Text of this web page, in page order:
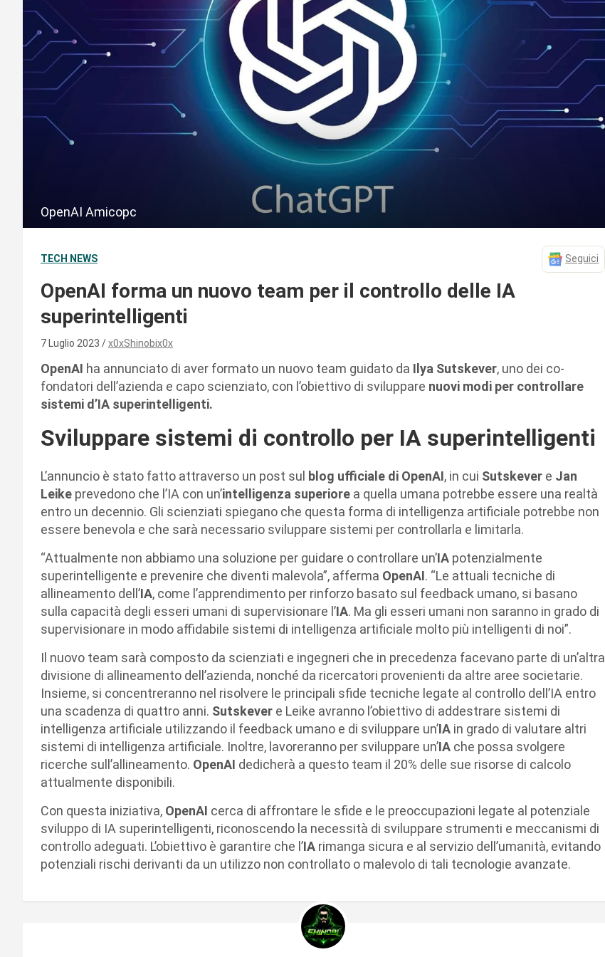
OpenAI Amicopc
TECH NEWS Seguici
OpenAI forma un nuovo team per il controllo delle IA
superintelligenti
7 Luglio 2023 x0xShinobix0x
OpenAI ha annunciato di aver formato un nuovo team guidato da Ilya Sutskever, uno dei co-
fondatori dell’azienda e capo scienziato, con l’obiettivo di sviluppare nuovi modi per controllare
sistemi d’IA superintelligenti.
Sviluppare sistemi di controllo per IA superintelligenti
L’annuncio è stato fatto attraverso un post sul blog ufficiale di OpenAI, in cui Sutskever e Jan
Leike prevedono che l’IA con un’intelligenza superiore a quella umana potrebbe essere una realtà
entro un decennio. Gli scienziati spiegano che questa forma di intelligenza artificiale potrebbe non
essere benevola e che sarà necessario sviluppare sistemi per controllarla e limitarla.
“Attualmente non abbiamo una soluzione per guidare o controllare un’IA potenzialmente
superintelligente e prevenire che diventi malevola”, afferma OpenAI. “Le attuali tecniche di
allineamento dell’IA, come l’apprendimento per rinforzo basato sul feedback umano, si basano
sulla capacità degli esseri umani di supervisionare l’IA. Ma gli esseri umani non saranno in grado di
supervisionare in modo affidabile sistemi di intelligenza artificiale molto più intelligenti di noi”.
Il nuovo team sarà composto da scienziati e ingegneri che in precedenza facevano parte di un’altra
divisione di allineamento dell’azienda, nonché da ricercatori provenienti da altre aree societarie.
Insieme, si concentreranno nel risolvere le principali sfide tecniche legate al controllo dell’IA entro
una scadenza di quattro anni. Sutskever e Leike avranno l’obiettivo di addestrare sistemi di
intelligenza artificiale utilizzando il feedback umano e di sviluppare un’IA in grado di valutare altri
sistemi di intelligenza artificiale. Inoltre, lavoreranno per sviluppare un’IA che possa svolgere
ricerche sull’allineamento. OpenAI dedicherà a questo team il 20% delle sue risorse di calcolo
attualmente disponibili.
Con questa iniziativa, OpenAI cerca di affrontare le sfide e le preoccupazioni legate al potenziale
sviluppo di IA superintelligenti, riconoscendo la necessità di sviluppare strumenti e meccanismi di
controllo adeguati. L’obiettivo è garantire che l’IA rimanga sicura e al servizio dell’umanità, evitando
potenziali rischi derivanti da un utilizzo non controllato o malevolo di tali tecnologie avanzate.